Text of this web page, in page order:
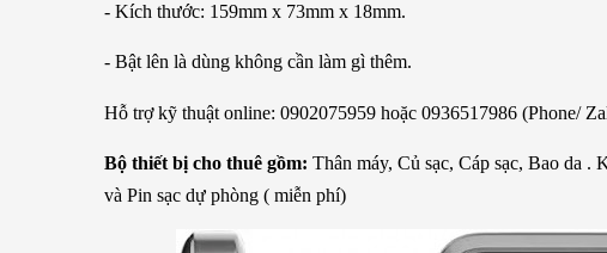
- Kích thước: 159mm x 73mm x 18mm.
- Bật lên là dùng không cần làm gì thêm.
Hỗ trợ kỹ thuật online: 0902075959 hoặc 0936517986 (Phone/
Bộ thiết bị cho thuê gồm: Thân máy, Củ sạc, Cáp sạc, Bao da .
và Pin sạc dự phòng ( miễn phí)